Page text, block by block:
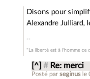
Disons pour
Alexandre Julliard,
"La liberté est à l'homme ce
[^] # Re: merci
Posté parseginus le